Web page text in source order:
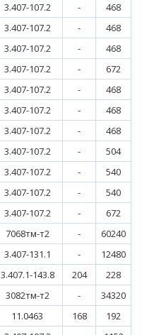
3.407-107.2 -
468
3.407-107.2 -
468
3.407-107.2 -
468
3.407-107.2 -
672
3.407-107.2 -
468
3.407-107.2 -
468
3.407-107.2 -
468
3.407-107.2 -
504
3.407-107.2 -
540
3.407-107.2 -
540
3.407-107.2 -
672
7068тм-т2 -
60240
3.407-131.1 -
12480
3.407.1-143.8 204
228
3082тм-т2 -
34320
11.0463 168
192